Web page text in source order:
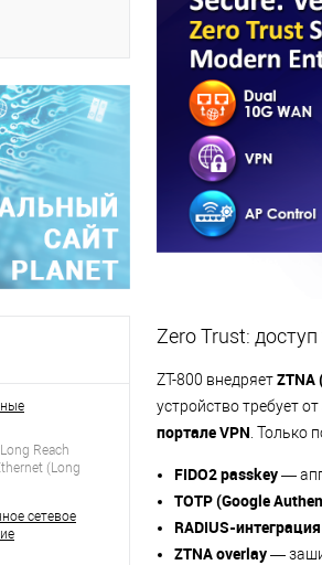
Reach
(Long
сетевое
Zero Trust:
ZT-800 внедряетZTNA
устройство требует
портале VPN . Только
FIDO2 passkey—
TOTP (Google
RADIUS-интеграция
ZTNA overlay—